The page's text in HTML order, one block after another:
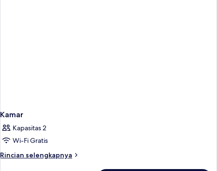
Kamar
Kapasitas 2
Wi-Fi Gratis
Rincian selengkapnya
Rincian